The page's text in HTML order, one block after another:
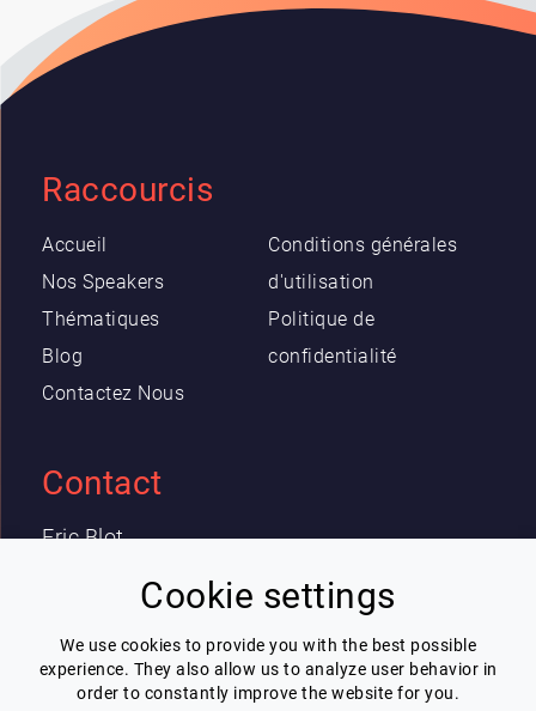
Cookie settings
We use cookies to provide you with the best possible
experience. They also allow us to analyze user behavior in
order to constantly improve the website for you.
Raccourcis
Accueil
Nos Speakers
Thématiques
Blog
Contactez Nous
Conditions générales
d'utilisation
Politique de
confidentialité
Contact
Eric Blot
Newsletter